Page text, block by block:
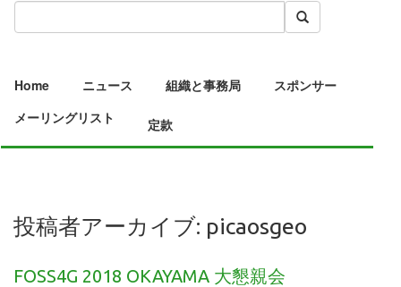
Home ニュース 組織と事務局
スポンサー
メーリングリスト
定款
投稿者アーカイブ: picaosgeo
FOSS4G 2018 OKAYAMA 大懇親会